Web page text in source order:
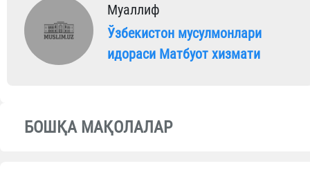
Муаллиф
Ўзбекистон мусулмонлари
идораси Матбуот хизмати
БОШҚА МАҚОЛАЛАР